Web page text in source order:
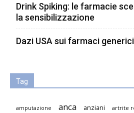
Drink Spiking: le farmacie
la sensibilizzazione
Dazi USA sui farmaci
Tag
amputazione anca anziani artrite